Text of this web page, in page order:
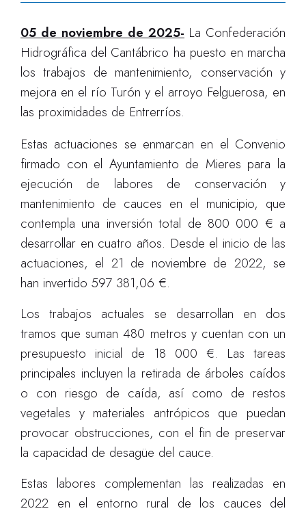
05 de noviembre de 2025- La Confederación
Hidrográfica del Cantábrico ha puesto en marcha
los trabajos de mantenimiento, conservación y
mejora en el río Turón y el arroyo Felguerosa, en
las proximidades de Entrerríos.
Estas actuaciones se enmarcan en el Convenio
firmado con el Ayuntamiento de Mieres para la
ejecución de labores de conservación y
mantenimiento de cauces en el municipio, que
contempla una inversión total de 800 000 € a
desarrollar en cuatro años. Desde el inicio de las
actuaciones, el 21 de noviembre de 2022, se
han invertido 597 381,06 €.
Los trabajos actuales se desarrollan en dos
tramos que suman 480 metros y cuentan con un
presupuesto inicial de 18 000 €. Las tareas
principales incluyen la retirada de árboles caídos
o con riesgo de caída, así como de restos
vegetales y materiales antrópicos que puedan
provocar obstrucciones, con el fin de preservar
la capacidad de desagüe del cauce.
Estas labores complementan las realizadas en
2022 en el entorno rural de los cauces del